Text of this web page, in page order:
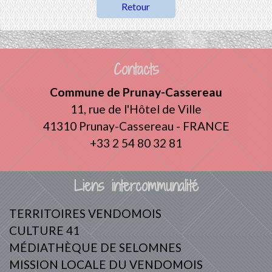
Retour
Contacts
Commune de Prunay-Cassereau
11, rue de l'Hôtel de Ville
41310 Prunay-Cassereau - FRANCE
+33 2 54 80 32 81
Liens intercommunalité
TERRITOIRES VENDOMOIS
CULTURE 41
MÉDIATHÈQUE DE SELOMNES
MISSION LOCALE DU VENDOMOIS